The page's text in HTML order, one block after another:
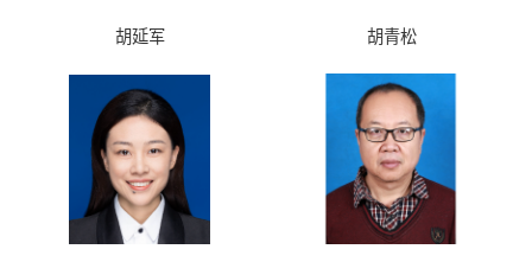
胡延军 胡青松